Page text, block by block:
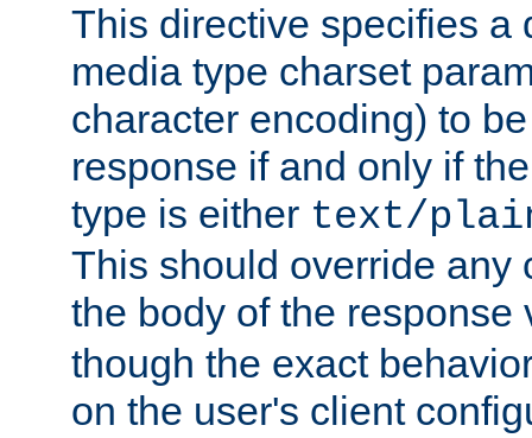
This directive specifies a
media type charset
character encoding) to
response if and only if
type is either text/
This should override any
the body of the
though the exact
on the user's client